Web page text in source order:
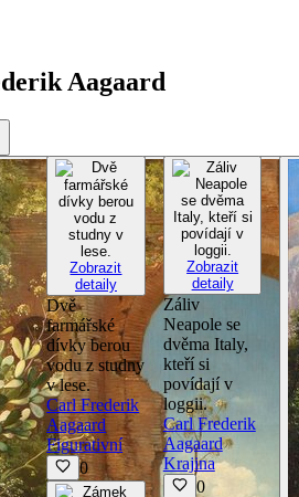
Aagaard
Zobrazit
detaily
Dvě
farmářské
dívky berou
vodu z studny
v lese.
Carl Frederik
Aagaard
Figurativní
0
Zobrazit
detaily
Záliv
Neapole se
dvěma Italy,
kteří si
povídají v
loggii.
Carl Frederik
Aagaard
Krajina
0